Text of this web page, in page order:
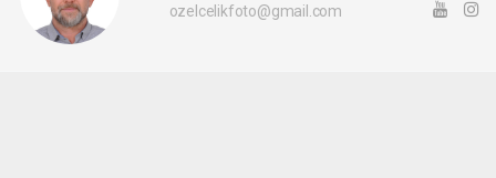
ozelcelikfoto@gmail.com